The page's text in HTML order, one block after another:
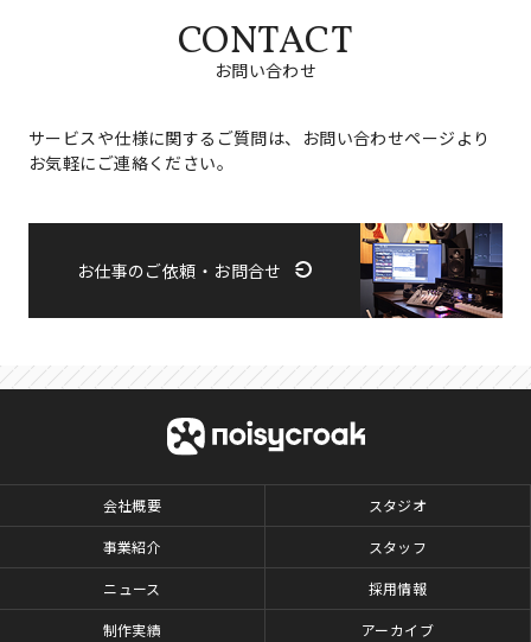
CONTACT
お問い合わせ
サービスや仕様に関するご質問は、お問い合わせページより
お気軽にご連絡ください。
お仕事のご依頼・お問合せ
会社概要
事業紹介
ニュース
制作実績
スタジオ
スタッフ
採用情報
アーカイブ